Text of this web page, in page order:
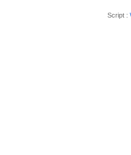
Script :